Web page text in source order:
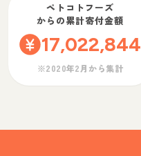
ペトコトフーズ
からの累計寄付金額
17,022,844
※2020年2月から集計